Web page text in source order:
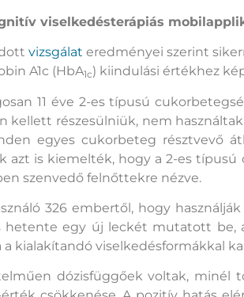
viselkedésterápiás
vizsgálat eredményei szerint
A1c (HbA1c) kiindulási értékhez
11 éve 2-es típusú
kellett részesülniük, nem
egyes cukorbeteg résztvevő
azt is kiemelték, hogy a 2-es
szenvedő felnőttekre nézve.
326 embertől, hogy
hetente egy új leckét mutatott
kialakítandó viselkedésformákkal
dózisfüggőek voltak, minél